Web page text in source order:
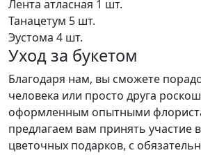
Лента атласная 1 шт.
Танацетум 5 шт.
Эустома 4 шт.
Уход за букетом
Благодаря нам, вы сможете
человека или просто друга
оформленным опытными
предлагаем вам принять участие
цветочных подарков, с